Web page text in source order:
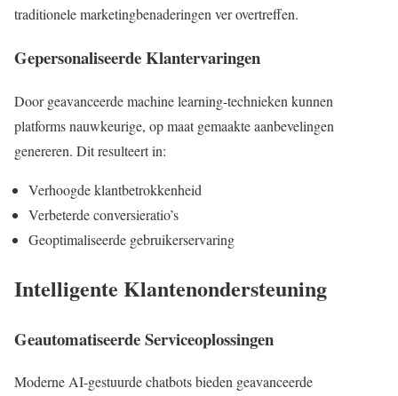
traditionele marketingbenaderingen ver overtreffen.
Gepersonaliseerde Klantervaringen
Door geavanceerde machine learning-technieken kunnen
platforms nauwkeurige, op maat gemaakte aanbevelingen
genereren. Dit resulteert in:
Verhoogde klantbetrokkenheid
Verbeterde conversieratio’s
Geoptimaliseerde gebruikerservaring
Intelligente Klantenondersteuning
Geautomatiseerde Serviceoplossingen
Moderne AI-gestuurde chatbots bieden geavanceerde